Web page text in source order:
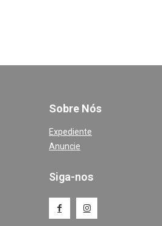
Sobre Nós
Expediente
Anuncie
Siga-nos